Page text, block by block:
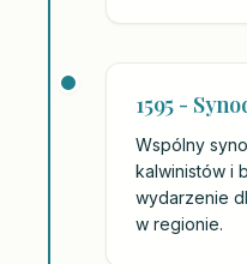
1595 -
Wspólny
kalwinistów i
wydarzenie
w regionie.